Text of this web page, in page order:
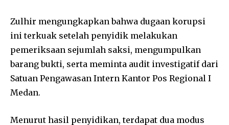
Zulhir mengungkapkan bahwa dugaan korupsi
ini terkuak setelah penyidik melakukan
pemeriksaan sejumlah saksi, mengumpulkan
barang bukti, serta meminta audit investigatif dari
Satuan Pengawasan Intern Kantor Pos Regional I
Medan.
Menurut hasil penyidikan, terdapat dua modus